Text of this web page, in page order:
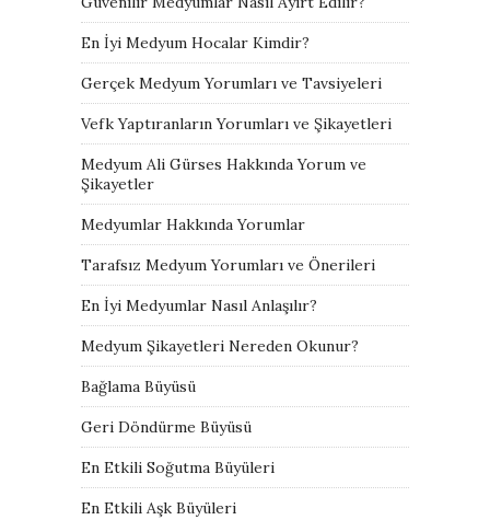
En İyi Medyum Hocalar Kimdir?
Gerçek Medyum Yorumları ve Tavsiyeleri
Vefk Yaptıranların Yorumları ve Şikayetleri
Medyum Ali Gürses Hakkında Yorum ve
Şikayetler
Medyumlar Hakkında Yorumlar
Tarafsız Medyum Yorumları ve Önerileri
En İyi Medyumlar Nasıl Anlaşılır?
Medyum Şikayetleri Nereden Okunur?
Bağlama Büyüsü
Geri Döndürme Büyüsü
En Etkili Soğutma Büyüleri
En Etkili Aşk Büyüleri